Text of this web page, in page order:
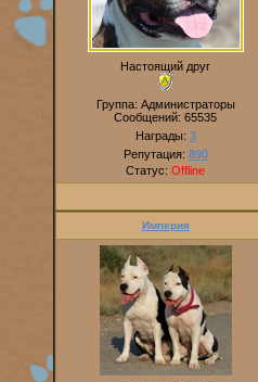
Настоящий друг
Группа: Администраторы
Сообщений: 65535
Награды: 3
Репутация: 890
Статус: Offline
Империя